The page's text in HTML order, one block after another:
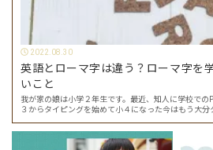
2022.08.30
英語とローマ字は違う？ローマ字を
いこと
我が家の娘は小学２年生です。最近、知人に学校で
３からタイピングを始めて小４になった今はもう大分
で…